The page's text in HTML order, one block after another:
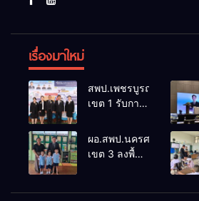
เรื่องมาใหม่
สพป.เพชรบูรณ์
เขต 1 รับการ
ประเมินผล
เชิงประจักษ์
ต้นแบบ”
ผอ.สพป.นครศรีธรรมราช
เขต 3 ลงพื้นที่